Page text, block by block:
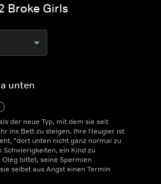
Broke Girls
unten
der neue Typ, mit dem sie seit
ins Bett zu steigen. Ihre Neugier ist
"dort unten nicht ganz normal zu
Schwierigkeiten, ein Kind zu
bittet, seine Spermien
selbst aus Angst einen Termin